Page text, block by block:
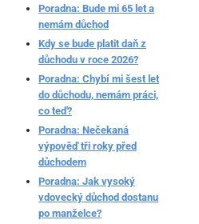
Poradna: Bude mi 65 let a
nemám důchod
Kdy se bude platit daň z
důchodu v roce 2026?
Poradna: Chybí mi šest let
do důchodu, nemám práci,
co teď?
Poradna: Nečekaná
výpověď tři roky před
důchodem
Poradna: Jak vysoký
vdovecký důchod dostanu
po manželce?